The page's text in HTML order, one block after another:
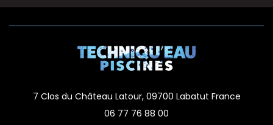
7 Clos du Château Latour, 09700 Labatut France
06 77 76 88 00